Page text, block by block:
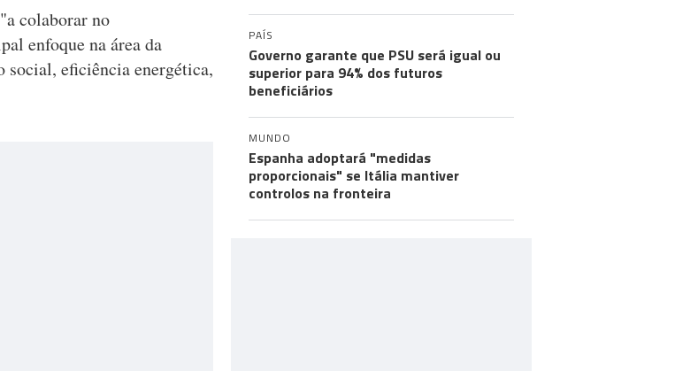
colaborar no
enfoque na área da
social, eficiência energética,
PAÍS
Governo garante que PSU será igual ou
superior para 94% dos futuros
beneficiários
MUNDO
Espanha adoptará "medidas
proporcionais" se Itália mantiver
controlos na fronteira